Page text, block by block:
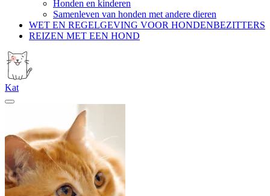
Honden en kinderen
Samenleven van honden met andere dieren
WET EN REGELGEVING VOOR HONDENBEZITTERS
REIZEN MET EEN HOND
Kat